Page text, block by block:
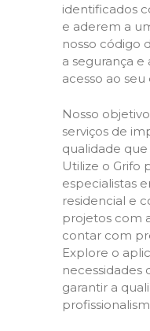
identificados
e aderem a
nosso código
a segurança
acesso ao seu
Nosso
serviços de
qualidade
Utilize o Grifo
especialistas
residencial e
projetos com
contar com
Explore o
necessidades
garantir a